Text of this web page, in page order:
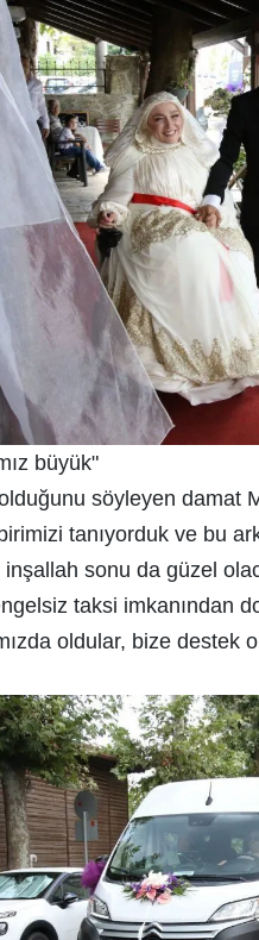
büyük"
söyleyen damat
tanıyorduk ve bu
sonu da güzel
taksi imkanından
oldular, bize